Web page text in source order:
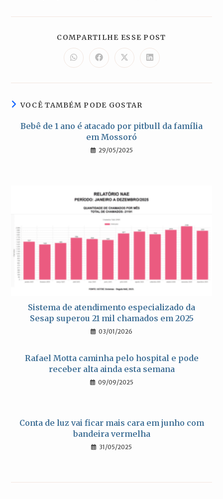
COMPARTILHE ESSE POST
Abre
em
nova
Abre
em
nova
Abre
em
nova
Abre
em
nova
VOCÊ TAMBÉM PODE GOSTAR
Bebê de 1 ano é atacado por pitbull da família
em Mossoró
29/05/2025
Sistema de atendimento especializado da
Sesap superou 21 mil chamados em 2025
03/01/2026
Rafael Motta caminha pelo hospital e pode
receber alta ainda esta semana
09/09/2025
Conta de luz vai ficar mais cara em junho com
bandeira vermelha
31/05/2025